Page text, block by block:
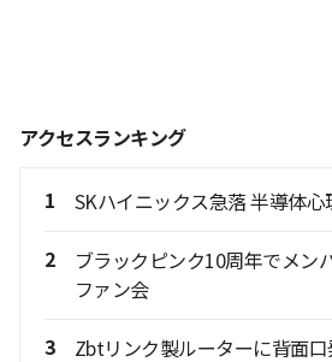
アクセスランキング
1 SKハイニックス急落 半導体
2
ブラックピンク10周年でメン
ファン会
3 Zbtリンク製ルーターに背面